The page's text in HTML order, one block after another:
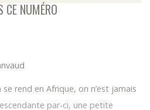
CE NUMÉRO
se rend en Afrique, on n’est jamais
par-ci, une petite